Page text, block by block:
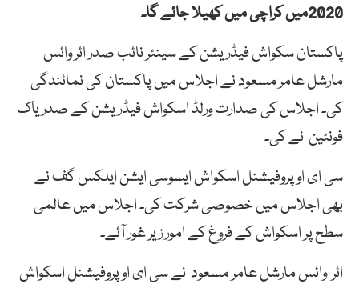
2020میں کراچی میں کھیلا جائے گا۔
پاکستان سکواش فیڈریشن کے سینئر نائب صدر ائر وائس
مارشل عامر مسعود نے اجلاس میں پاکستان کی نمائندگی
کی۔ اجلاس کی صدارت ورلڈ اسکواش فیڈریشن کے صدر یاک
فونٹین نے کی۔
سی ای او پروفیشنل اسکواش ایسوسی ایشن ایلکس گف نے
بھی اجلاس میں خصوصی شرکت کی۔ اجلاس میں عالمی
سطح پر اسکواش کے فروغ کے امور زیر غور آئے۔
ائر وائس مارشل عامر مسعود نے سی ای او پروفیشنل اسکواش